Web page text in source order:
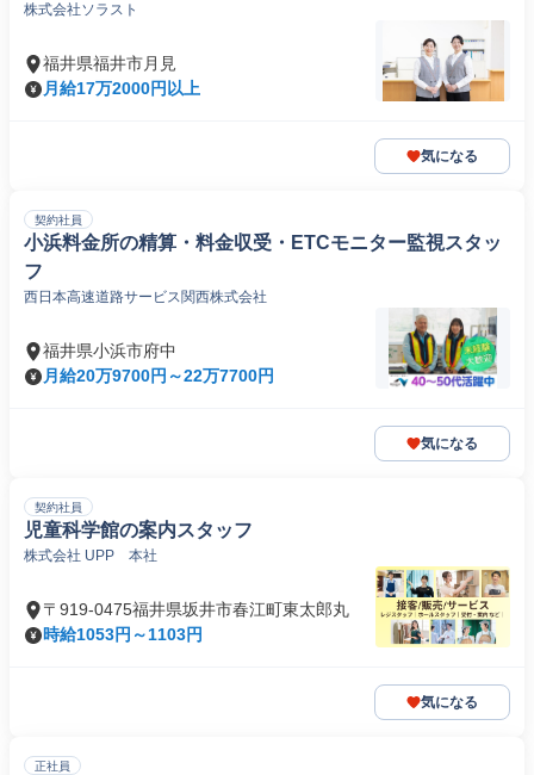
株式会社ソラスト
福井県福井市月見
月給17万2000円以上
気になる
契約社員
小浜料金所の精算・料金収受・ETCモニター監視スタッ
フ
西日本高速道路サービス関西株式会社
福井県小浜市府中
月給20万9700円～22万7700円
気になる
契約社員
児童科学館の案内スタッフ
株式会社 UPP 本社
〒919-0475福井県坂井市春江町東太郎丸
時給1053円～1103円
気になる
正社員